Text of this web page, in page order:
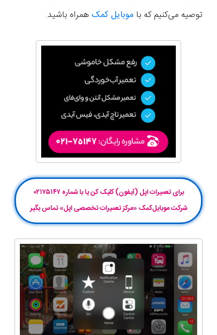
توصیه می‌کنیم که با موبایل کمک همراه باشید.
برای تعمیرات اپل (آیفون) کلیک کن یا با شماره ۰۲۱۷۵۱۴۷
شرکت موبایل‌کمک «مرکز تعمیرات تخصصی اپل» تماس بگیر